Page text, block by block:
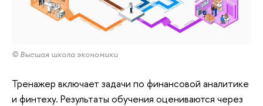
© Высшая школа экономики
Тренажер включает задачи по финансовой аналитике
и финтеху. Результаты обучения оцениваются через